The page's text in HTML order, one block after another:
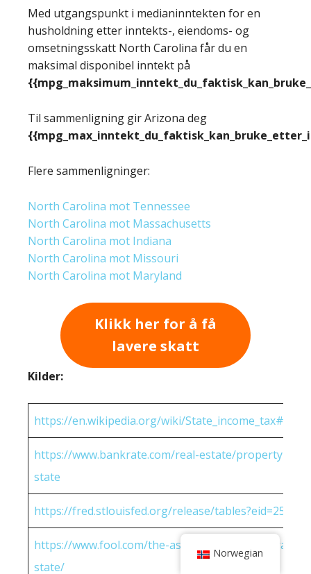
Med utgangspunkt i medianinntekten for en
husholdning etter inntekts-, eiendoms- og
omsetningsskatt North Carolina får du en
maksimal disponibel inntekt på
Til sammenligning gir Arizona deg
Flere sammenligninger:
North Carolina mot Tennessee
North Carolina mot Massachusetts
North Carolina mot Indiana
North Carolina mot Missouri
North Carolina mot Maryland
Klikk her for å få
lavere skatt
Kilder:
https://en.wikipedia.org/wiki/
https://www.bankrate.com/real-estate/property-
state
https://fred.stlouisfed.org/release/
https://www.fool.com/the-ascent/research/average-
state/
Norwegian